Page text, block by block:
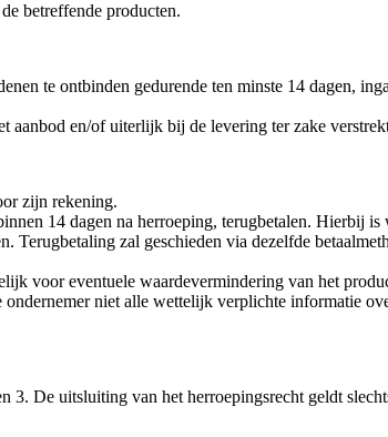
betreffende producten.
te ontbinden gedurende ten minste 14 dagen,
en/of uiterlijk bij de levering ter zake
zijn rekening.
14 dagen na herroeping, terugbetalen. Hierbij
zal geschieden via dezelfde
voor eventuele waardevermindering van het
niet alle wettelijk verplichte informatie
3. De uitsluiting van het herroepingsrecht geldt